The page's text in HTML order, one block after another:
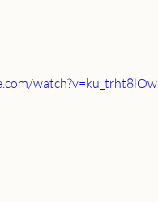
watch?v=ku_trht8lOw